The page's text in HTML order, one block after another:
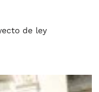
de ley